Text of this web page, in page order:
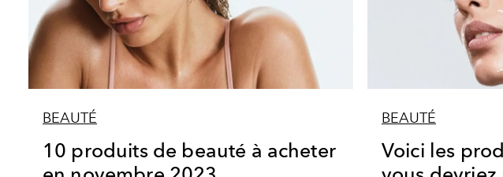
BEAUTÉ
10 produits de beauté à acheter
BEAUTÉ
Voici les